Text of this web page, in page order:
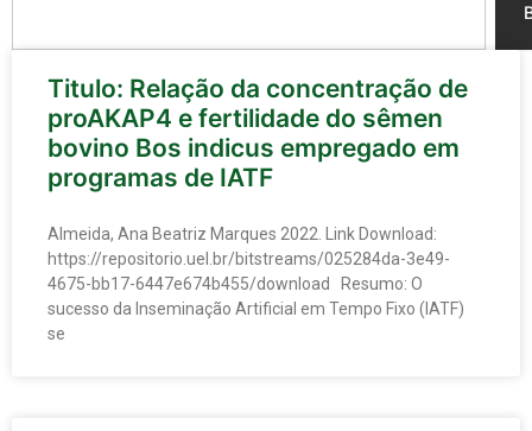
Titulo: Relação da concentração de
proAKAP4 e fertilidade do sêmen
bovino Bos indicus empregado em
programas de IATF
Almeida, Ana Beatriz Marques 2022. Link Download:
https://repositorio.uel.br/bitstreams/025284da-3e49-
4675-bb17-6447e674b455/download Resumo: O
sucesso da Inseminação Artificial em Tempo Fixo (IATF)
se